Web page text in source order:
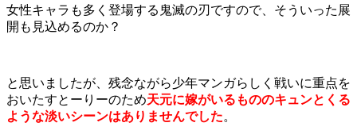
女性キャラも多く登場する鬼滅の刃ですので、そういった展
開も見込めるのか？
と思いましたが、残念ながら少年マンガらしく戦いに重点を
おいたすとーりーのため天元に嫁がいるもののキュンとくる
ような淡いシーンはありませんでした。